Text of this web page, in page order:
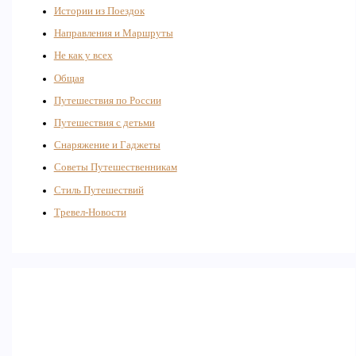
Истории из Поездок
Направления и Маршруты
Не как у всех
Общая
Путешествия по России
Путешествия с детьми
Снаряжение и Гаджеты
Советы Путешественникам
Стиль Путешествий
Тревел-Новости